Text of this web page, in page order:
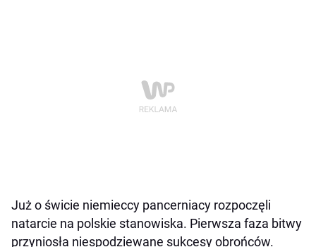
Już o świcie niemieccy pancerniacy rozpoczęli
natarcie na polskie stanowiska. Pierwsza faza bitwy
przyniosła niespodziewane sukcesy obrońców.